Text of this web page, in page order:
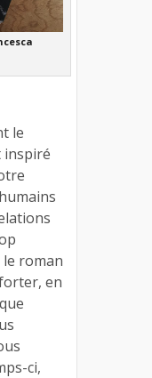
le
inspiré
le roman
en
ci,